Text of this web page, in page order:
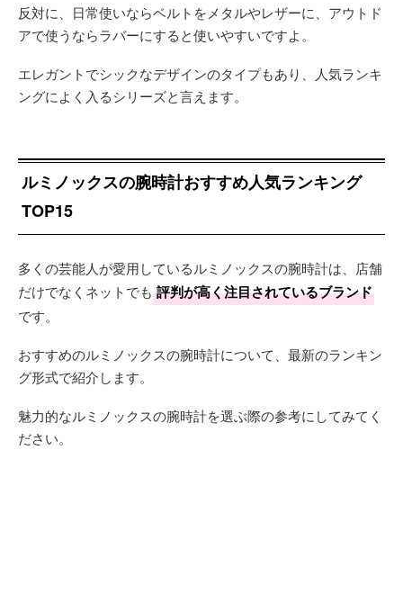
反対に、日常使いならベルトをメタルやレザーに、アウトド
アで使うならラバーにすると使いやすいですよ。
エレガントでシックなデザインのタイプもあり、人気ランキ
ングによく入るシリーズと言えます。
ルミノックスの腕時計おすすめ人気ランキング
TOP15
多くの芸能人が愛用しているルミノックスの腕時計は、店舗
だけでなくネットでも 評判が高く注目されているブランド
です。
おすすめのルミノックスの腕時計について、最新のランキン
グ形式で紹介します。
魅力的なルミノックスの腕時計を選ぶ際の参考にしてみてく
ださい。